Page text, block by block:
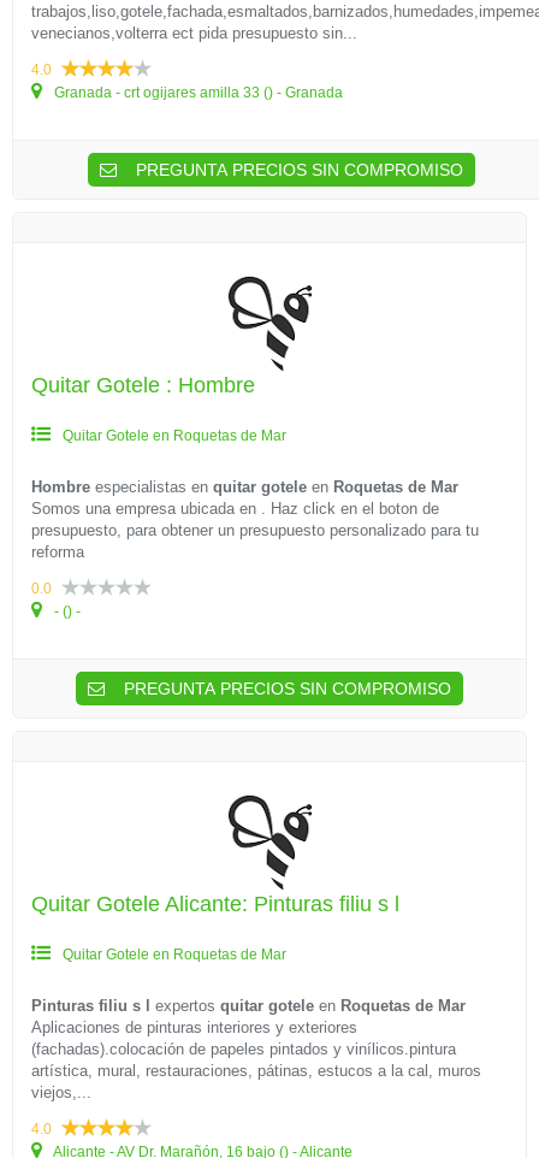
venecianos,volterra ect pida presupuesto sin...
4.0
Granada - crt ogijares amilla 33 () - Granada
PREGUNTA PRECIOS SIN COMPROMISO
Quitar Gotele : Hombre
Quitar Gotele en Roquetas de Mar
Hombre especialistas en quitar gotele en Roquetas de Mar
Somos una empresa ubicada en . Haz click en el boton de
presupuesto, para obtener un presupuesto personalizado para tu
reforma
0.0
- () -
PREGUNTA PRECIOS SIN COMPROMISO
Quitar Gotele Alicante: Pinturas filiu s l
Quitar Gotele en Roquetas de Mar
Pinturas filiu s l expertos quitar gotele en Roquetas de Mar
Aplicaciones de pinturas interiores y exteriores
(fachadas).colocación de papeles pintados y vinílicos.pintura
artística, mural, restauraciones, pátinas, estucos a la cal, muros
viejos,...
4.0
Alicante - AV Dr. Marañón, 16 bajo () - Alicante